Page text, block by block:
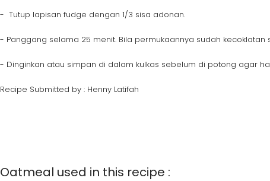
- Tutup lapisan fudge dengan 1/3 sisa adonan.
- Panggang selama 25 menit. Bila permukaannya sudah
- Dinginkan atau simpan di dalam kulkas sebelum di potong agar
Recipe Submitted by : Henny Latifah
Oatmeal used in this recipe :